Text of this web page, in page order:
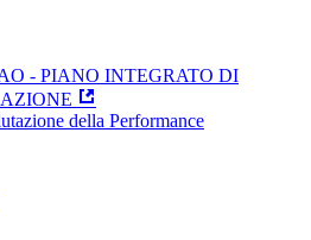
- PIANO INTEGRATO DI
della Performance